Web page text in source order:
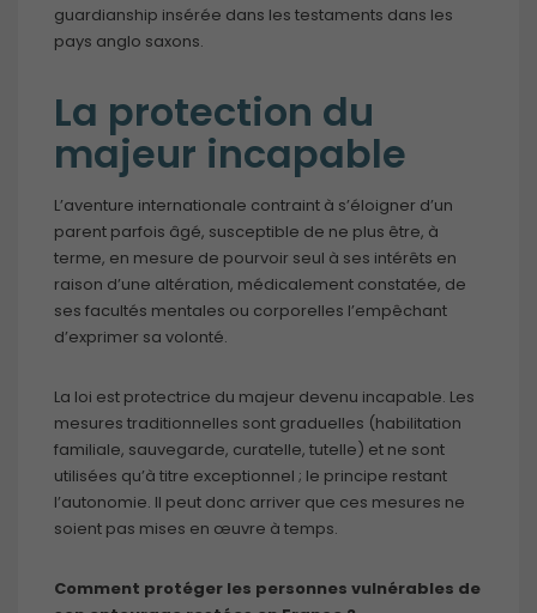
guardianship insérée dans les testaments dans les
pays anglo saxons.
La protection du
majeur incapable
L’aventure internationale contraint à s’éloigner d’un
parent parfois âgé, susceptible de ne plus être, à
terme, en mesure de pourvoir seul à ses intérêts en
raison d’une altération, médicalement constatée, de
ses facultés mentales ou corporelles l’empêchant
d’exprimer sa volonté.
La loi est protectrice du majeur devenu incapable. Les
mesures traditionnelles sont graduelles (habilitation
familiale, sauvegarde, curatelle, tutelle) et ne sont
utilisées qu’à titre exceptionnel ; le principe restant
l’autonomie. Il peut donc arriver que ces mesures ne
soient pas mises en œuvre à temps.
Comment protéger les personnes vulnérables de